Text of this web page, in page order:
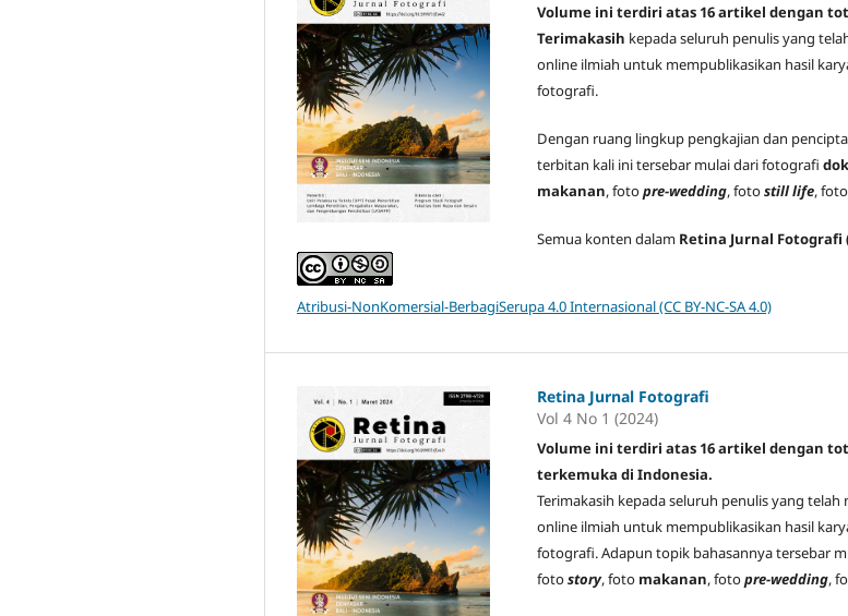
Volume ini terdiri atas 16 artikel dengan
Terimakasih kepada seluruh penulis yang
online ilmiah untuk mempublikasikan hasil
fotografi.
Dengan ruang lingkup pengkajian dan
terbitan kali ini tersebar mulai dari fotografi
makanan, fotopre-wedding, fotostill life,
Semua konten dalam Retina Jurnal Fotografi
Atribusi-NonKomersial-BerbagiSerupa 4.0 Internasional (CC BY-NC-SA 4.0)
Retina Jurnal Fotografi
Vol 4 No 1 (2024)
Volume ini terdiri atas 16 artikel dengan
terkemuka di Indonesia.
Terimakasih kepada seluruh penulis yang
online ilmiah untuk mempublikasikan hasil
fotografi. Adapun topik bahasannya tersebar
fotostory, foto makanan, fotopre-wedding,